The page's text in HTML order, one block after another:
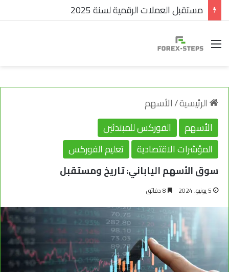
مستقبل العملات الرقمية لسنة 2025
القائمة
الرئيسية/الأسهم
الأسهم
الفوركس للمبتدئين
المؤشرات الاقتصادية
تعليم الفوركس
سوق الأسهم الياباني: تاريخ ومستقبل
5 يونيو، 2024